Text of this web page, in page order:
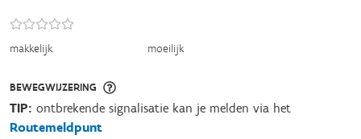
makkelijk moeilijk
BEWEGWIJZERING
TIP: ontbrekende signalisatie kan je melden via het
Routemeldpunt